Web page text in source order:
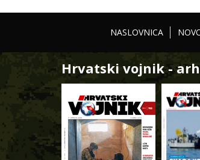
NASLOVNICA
Hrvatski vojnik -